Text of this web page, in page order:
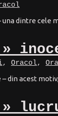
dintre cele
, Oracol,
din acest